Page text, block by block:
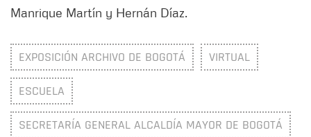
Manrique Martín y Hernán Díaz.
EXPOSICIÓN ARCHIVO DE BOGOTÁ VIRTUAL
ESCUELA
SECRETARÍA GENERAL ALCALDÍA MAYOR DE BOGOTÁ